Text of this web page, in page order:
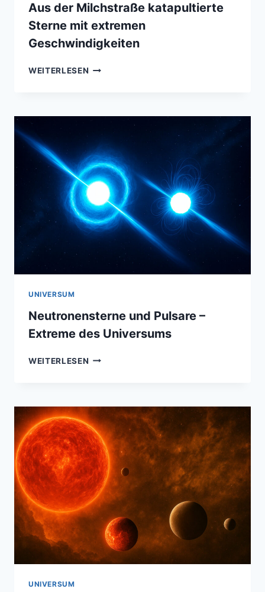
Aus der Milchstraße katapultierte
Sterne mit extremen
Geschwindigkeiten
WEITERLESEN HYPERGESCHWINDIGKEITSSTERNE
MILCHSTRASSE K
TERNE M
IT E
XTREMEN G
ESCHWINDIGKEITEN
UNIVERSUM
Neutronensterne und Pulsare –
Extreme des Universums
WEITERLESEN NEUTRONENSTERNE
EXTREME
DES
UNIVERSUMS
UNIVERSUM